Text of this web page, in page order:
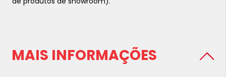
MAIS INFORMAÇÕES